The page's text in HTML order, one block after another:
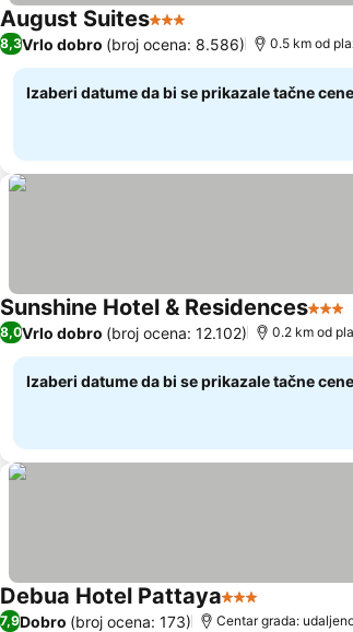
August Suites3 ZvezdicePogledaj cene
8,3Vrlo dobro (broj ocena: 8.586) 0.5 km od
Izaberi datume da bi se prikazale tačne cene
Sunshine Hotel & Residences3
8,0Vrlo dobro (broj ocena: 12.102) 0.2 km od
Izaberi datume da bi se prikazale tačne cene
Debua Hotel Pattaya3 Zvezdice
7,9Dobro (broj ocena: 173) Centar grada: